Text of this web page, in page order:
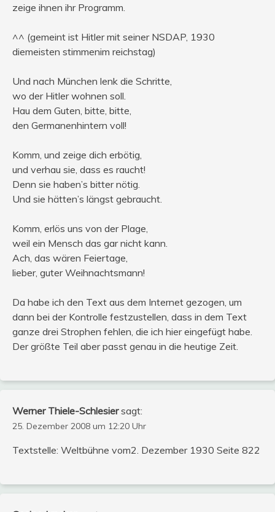
zeige ihnen ihr Programm.
^^ (gemeint ist Hitler mit seiner NSDAP, 1930
diemeisten stimmenim reichstag)
Und nach München lenk die Schritte,
wo der Hitler wohnen soll.
Hau dem Guten, bitte, bitte,
den Germanenhintern voll!
Komm, und zeige dich erbötig,
und verhau sie, dass es raucht!
Denn sie haben’s bitter nötig.
Und sie hätten’s längst gebraucht.
Komm, erlös uns von der Plage,
weil ein Mensch das gar nicht kann.
Ach, das wären Feiertage,
lieber, guter Weihnachtsmann!
Da habe ich den Text aus dem Internet gezogen, um
dann bei der Kontrolle festzustellen, dass in dem Text
ganze drei Strophen fehlen, die ich hier eingefügt habe.
Der größte Teil aber passt genau in die heutige Zeit.
Werner Thiele-Schlesier sagt:
25. Dezember 2008 um 12:20 Uhr
Textstelle: Weltbühne vom2. Dezember 1930 Seite 822